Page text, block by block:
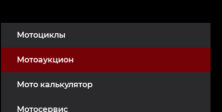
Мотоциклы
Мотоаукцион
Мото калькулятор
Мотосервис